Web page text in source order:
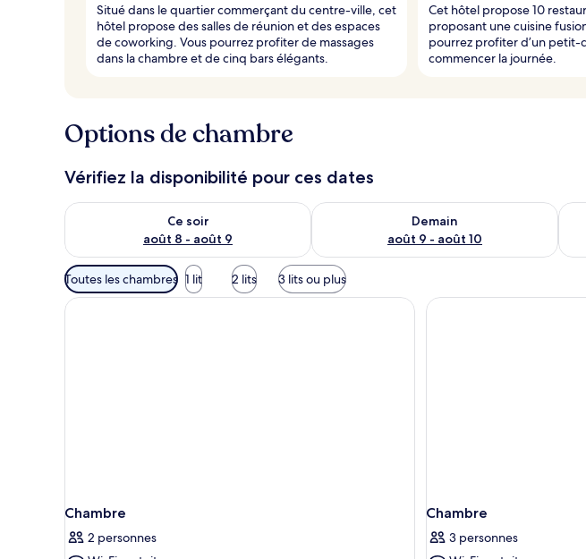
Situé dans le quartier commerçant du centre-ville, cet
hôtel propose des salles de réunion et des espaces
de coworking. Vous pourrez profiter de massages
dans la chambre et de cinq bars élégants.
Cet hôtel propose 10
proposant une cuisine
pourrez profiter d’un
commencer la journée.
Options de chambre
Vérifiez la disponibilité pour ces dates
Ce soir
août 8 - août 9
Vérifier la disponibilité pour ce soir août 8 - août 9
Demain
août 9 - août 10
Vérifier la disponibilité pour demain août 9
Filtres
disponibles
pour
Toutes les chambres 1 lit 2 lits 3 lits ou plus
Chambre
2 personnes
Chambre
3 personnes